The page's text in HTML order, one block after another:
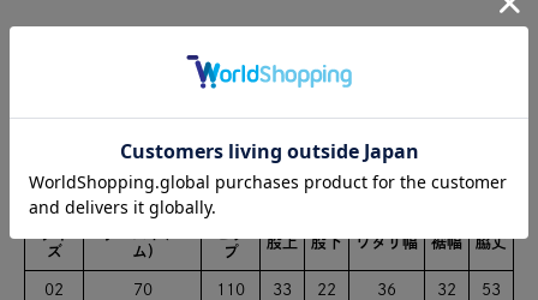
した際にメールでお知らせをします。
ポリエステル100%
サイズ
ズ
ム)
プ
股上 股下 ワタリ幅 裾幅 脇丈
02 70 110 33 22 36 32 53